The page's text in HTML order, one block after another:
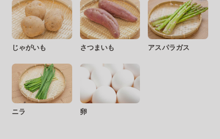
じゃがいも さつまいも アスパラガス
ニラ 卵